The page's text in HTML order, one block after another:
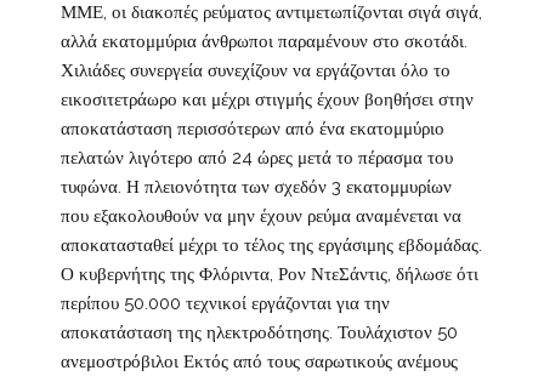
ΜΜΕ, οι διακοπές ρεύματος αντιμετωπίζονται σιγά σιγά,
αλλά εκατομμύρια άνθρωποι παραμένουν στο σκοτάδι.
Χιλιάδες συνεργεία συνεχίζουν να εργάζονται όλο το
εικοσιτετράωρο και μέχρι στιγμής έχουν βοηθήσει στην
αποκατάσταση περισσότερων από ένα εκατομμύριο
πελατών λιγότερο από 24 ώρες μετά το πέρασμα του
τυφώνα. Η πλειονότητα των σχεδόν 3 εκατομμυρίων
που εξακολουθούν να μην έχουν ρεύμα αναμένεται να
αποκατασταθεί μέχρι το τέλος της εργάσιμης εβδομάδας.
Ο κυβερνήτης της Φλόριντα, Ρον ΝτεΣάντις, δήλωσε ότι
περίπου 50.000 τεχνικοί εργάζονται για την
αποκατάσταση της ηλεκτροδότησης. Τουλάχιστον 50
ανεμοστρόβιλοι Εκτός από τους σαρωτικούς ανέμους